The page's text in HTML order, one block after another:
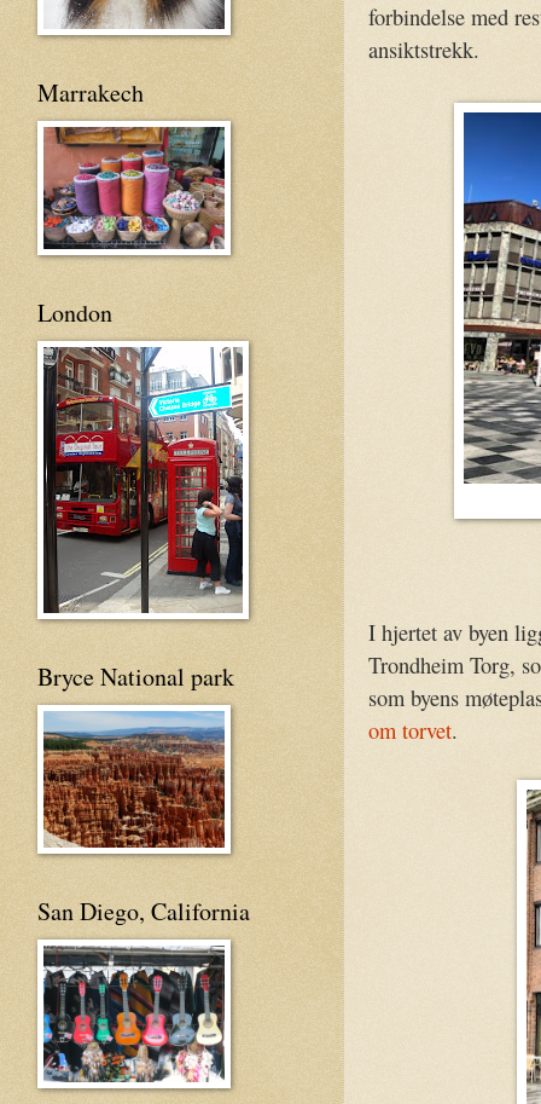
forbindelse med
ansiktstrekk.
I hjertet av byen
Trondheim Torg,
som byens
om torvet.
Marrakech
London
Bryce National park
San Diego, California